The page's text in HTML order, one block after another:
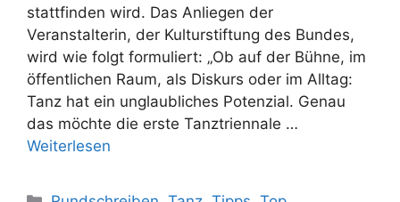
stattfinden wird. Das Anliegen der
Veranstalterin, der Kulturstiftung des Bundes,
wird wie folgt formuliert: „Ob auf der Bühne, im
öffentlichen Raum, als Diskurs oder im Alltag:
Tanz hat ein unglaubliches Potenzial. Genau
das möchte die erste Tanztriennale …
Weiterlesen
Kategorien